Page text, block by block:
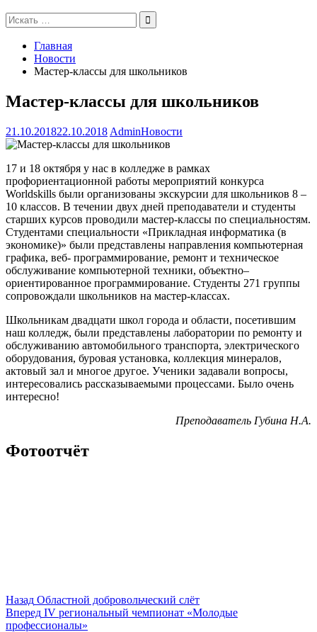
Поиск
для:
Главная
Новости
Мастер-классы для школьников
Мастер-классы для школьников
21.10.201822.10.2018 AdminНовости
17 и 18 октября у нас в колледже в рамках
профориентационной работы мероприятий конкурса
Worldskills были организованы экскурсии для школьников 8 –
10 классов. В течении двух дней преподаватели и студенты
старших курсов проводили мастер-классы по специальностям.
Студентами специальности «Прикладная информатика (в
экономике)» были представлены направления компьютерная
графика, веб- программирование, ремонт и техническое
обслуживание компьютерной техники, объектно–
ориентированное программирование. Студенты 271 группы
сопровождали школьников на мастер-классах.
Школьникам двадцати школ города и области, посетившим
наш колледж, были представлены лаборатории по ремонту и
обслуживанию автомобильного транспорта, электрического
оборудования, буровая установка, коллекция минералов,
актовый зал и многое другое. Ученики задавали вопросы,
интересовались рассказываемыми процессами. Было очень
интересно!
Преподаватель Губина Н.А.
Фотоотчёт
Навигация
по
Назад Предыдущая
запись:
Областной добровольческий слёт
Вперед Следующая
запись:
IV региональный чемпионат «Молодые
профессионалы»